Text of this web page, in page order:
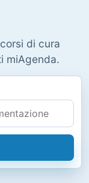
di cura
miAgenda.